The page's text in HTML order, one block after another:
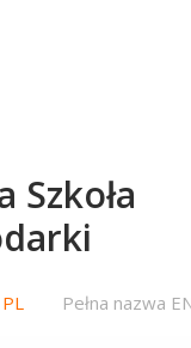
Szkoła
Pełna nazwa